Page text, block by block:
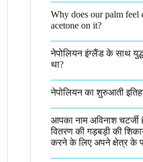
Why does our palm feel
acetone on it?
नेपोलियन इंग्लैंड के साथ
था​?
नेपोलियन का शुरुआती
आपका नाम अविनाश
वितरण की गड़बड़ी की
करने के लिए अपने क्षेत्र के